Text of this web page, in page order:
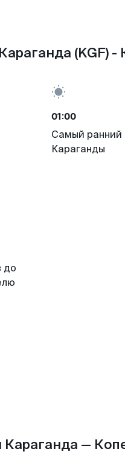
(KGF) -
01:00
Самый ранний
Караганды
до
—